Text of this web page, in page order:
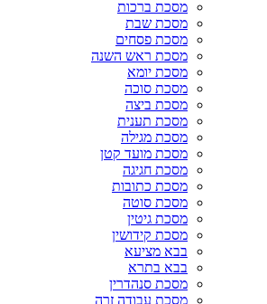
מסכת ברכות
מסכת שבת
מסכת פסחים
מסכת ראש השנה
מסכת יומא
מסכת סוכה
מסכת ביצה
מסכת תענית
מסכת מגילה
מסכת מועד קטן
מסכת חגיגה
מסכת כתובות
מסכת סוטה
מסכת גיטין
מסכת קידושין
בבא מציעא
בבא בתרא
מסכת סנהדרין
מסכת עבודה זרה